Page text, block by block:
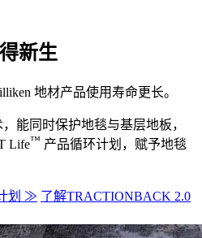
新生
地材产品使用寿命更长。
能同时保护地毯与基层地板，
Life™ 产品循环计划，赋予地毯
划 ≫ 了解TRACTIONBACK 2.0